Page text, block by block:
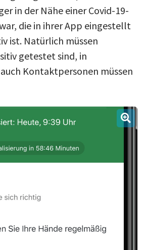
in der Nähe einer Covid-19-
die in ihrer App eingestellt
ist. Natürlich müssen
getestet sind, in
Kontaktpersonen müssen